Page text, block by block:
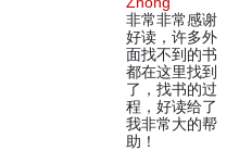
非常非常感谢
好读，许多外
面找不到的书
都在这里找到
了，找书的过
程，好读给了
我非常大的帮
助！